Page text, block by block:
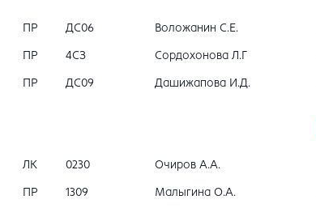
ПР ДС06 Воложанин С.Е.
ПР 4СЗ Сордохонова Л.Г
ПР ДС09 Дашижапова И.Д.
ЛК 0230 Очиров А.А.
ПР 1309 Малыгина О.А.